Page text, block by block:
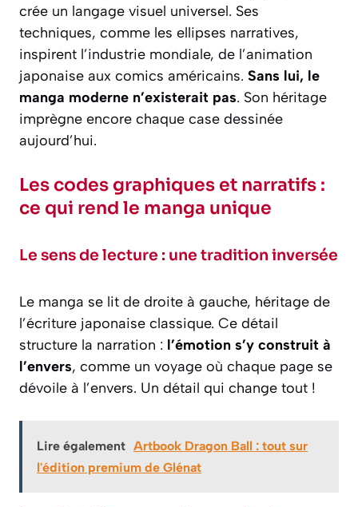
crée un langage visuel universel. Ses
techniques, comme les ellipses narratives,
inspirent l’industrie mondiale, de l’animation
japonaise aux comics américains. Sans lui, le
manga moderne n’existerait pas. Son héritage
imprègne encore chaque case dessinée
aujourd’hui.
Les codes graphiques et narratifs :
ce qui rend le manga unique
Le sens de lecture : une tradition inversée
Le manga se lit de droite à gauche, héritage de
l’écriture japonaise classique. Ce détail
structure la narration : l’émotion s’y construit à
l’envers, comme un voyage où chaque page se
dévoile à l’envers. Un détail qui change tout !
Lire également Artbook Dragon Ball : tout sur
l'édition premium de Glénat